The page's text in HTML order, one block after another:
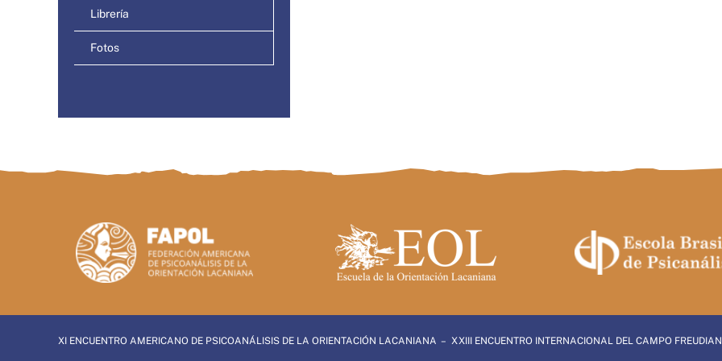
Librería
Fotos
XI ENCUENTRO AMERICANO DE PSICOANÁLISIS DE LA ORIENTACIÓN LACANIANA – XXIII ENCUENTRO INTERNACIONAL DEL CAMPO